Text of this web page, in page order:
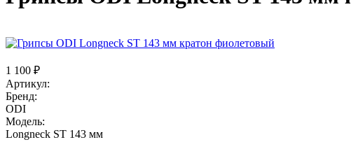
1 100 ₽
Артикул:
Бренд:
ODI
Модель:
Longneck ST 143 мм